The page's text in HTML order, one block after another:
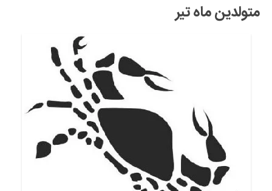
متولدین ماه تیر